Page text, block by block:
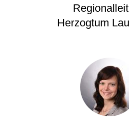
Herzogtum